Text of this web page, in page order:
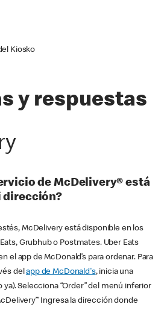
Kiosko
y respuestas
de McDelivery® está
dirección?
McDelivery está disponible en los
Grubhub o Postmates. Uber Eats
el app de McDonald’s para ordenar. Para
delapp de McDonald's, inicia una
ya). Selecciona “Order” del menú inferior
Ingresa la dirección donde